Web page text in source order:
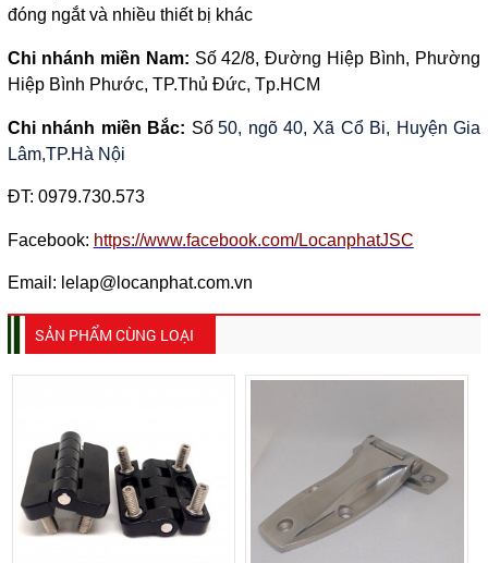
đóng ngắt và nhiều thiết bị khác
Chi nhánh miền Nam: Số 42/8, Đường Hiệp Bình, Phường
Hiệp Bình Phước, TP.Thủ Đức, Tp.HCM
Chi nhánh miền Bắc: Số 50, ngõ 40, Xã Cổ Bi, Huyện Gia
Lâm,TP.Hà Nội
ĐT: 0979.730.573
Facebook: https://www.facebook.com/LocanphatJSC
Email: lelap@locanphat.com.vn
SẢN PHẨM CÙNG LOẠI